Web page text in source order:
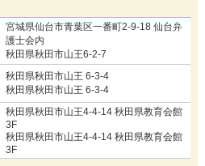
宮城県仙台市青葉区一番町2-9-18 仙台弁
護士会内
秋田県秋田市山王6-2-7
秋田県秋田市山王 6-3-4
秋田県秋田市山王 6-3-4
秋田県秋田市山王4-4-14 秋田県教育会館
3F
秋田県秋田市山王4-4-14 秋田県教育会館
3F